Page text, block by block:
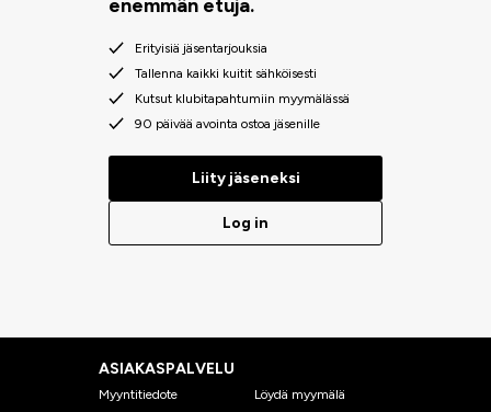
enemmän etuja.
Erityisiä jäsentarjouksia
Tallenna kaikki kuitit sähköisesti
Kutsut klubitapahtumiin myymälässä
90 päivää avointa ostoa jäsenille
Liity jäseneksi
Log in
ASIAKASPALVELU
Myyntitiedote
Löydä myymälä